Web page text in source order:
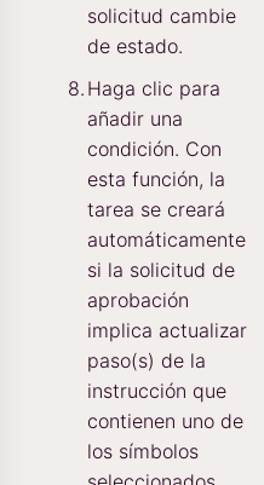
solicitud cambie
de estado.
Haga clic para
añadir una
condición. Con
esta función, la
tarea se creará
automáticamente
si la solicitud de
aprobación
implica actualizar
paso(s) de la
instrucción que
contienen uno de
los símbolos